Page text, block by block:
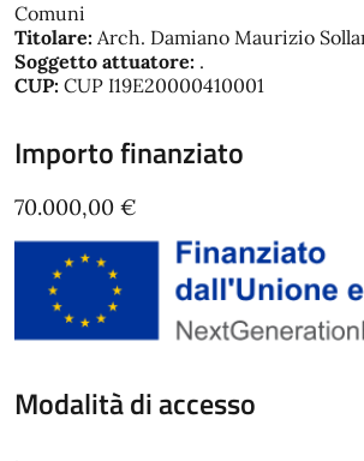
Comuni
Titolare: Arch. Damiano Maurizio
Soggetto attuatore: .
CUP: CUP I19E20000410001
Importo finanziato
70.000,00 €
Modalità di accesso
.